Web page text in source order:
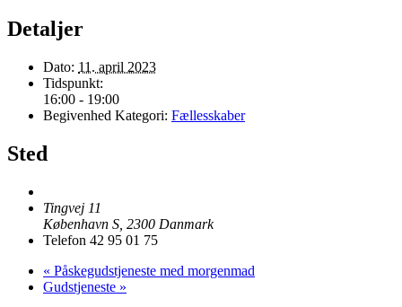
Detaljer
Dato: 11. april 2023
Tidspunkt:
16:00 - 19:00
Begivenhed Kategori: Fællesskaber
Sted
Tingvej 11
København S 2300 Danmark
Telefon 42 95 01 75
« Påskegudstjeneste med morgenmad
Gudstjeneste »